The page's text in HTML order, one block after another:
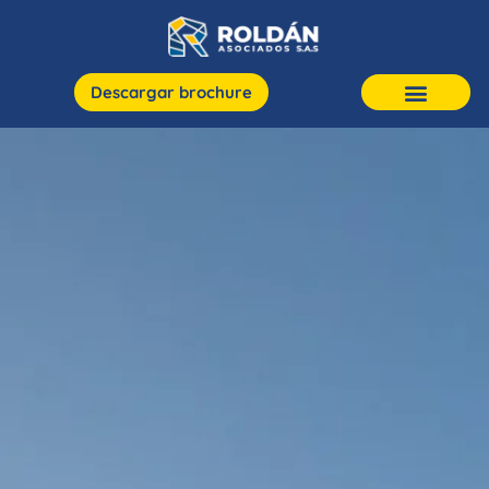
Descargar brochure